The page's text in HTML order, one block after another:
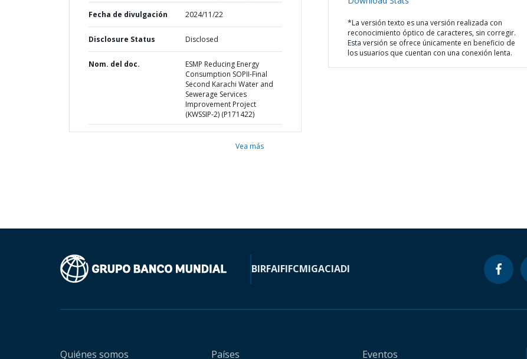
Fecha de divulgación 2024/11/22
Disclosure Status Disclosed
Nom. del doc.
ESMP Reducing Energy
Consumption SOPII-Final
Second Karachi Water and
Sewerage Services
Improvement Project
(KWSSIP-2) (P171422)
Vea más
*La versión texto es una versión realizada con
reconocimiento óptico de caracteres, sin corregir.
Esta versión se ofrece únicamente en beneficio de
los usuarios que cuentan con una conexión lenta.
BIRFAIFIFCMIGACIADI
Quiénes somos Países Eventos